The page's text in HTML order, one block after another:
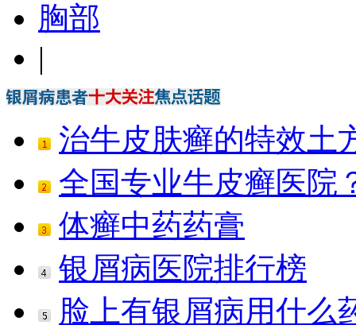
胸部
|
治牛皮肤癣的特效土
全国专业牛皮癣医院
体癣中药药膏
银屑病医院排行榜
脸上有银屑病用什么